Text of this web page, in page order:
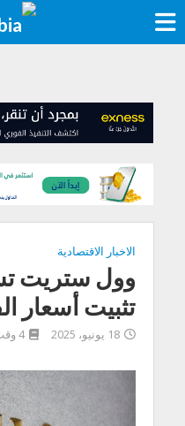
الاخبار الاقتصادية
وول ستريت
تثبيت أسعار
18 يونيو، 2025 4 وقت القراءة بالدقيقة